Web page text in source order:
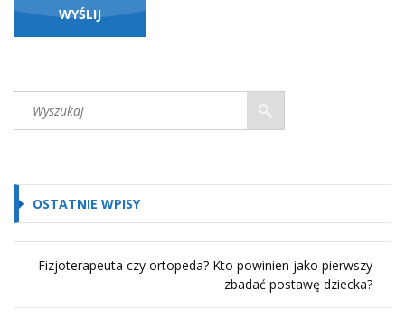
OSTATNIE WPISY
Fizjoterapeuta czy ortopeda? Kto powinien jako pierwszy
zbadać postawę dziecka?